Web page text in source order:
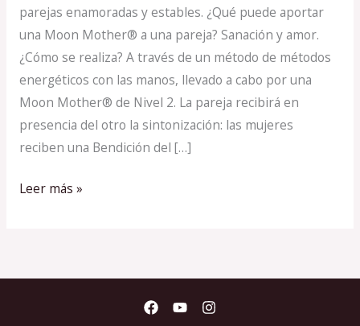
parejas enamoradas y estables. ¿Qué puede aportar
una Moon Mother® a una pareja? Sanación y amor.
¿Cómo se realiza? A través de un método de métodos
energéticos con las manos, llevado a cabo por una
Moon Mother® de Nivel 2. La pareja recibirá en
presencia del otro la sintonización: las mujeres
reciben una Bendición del […]
Leer más »